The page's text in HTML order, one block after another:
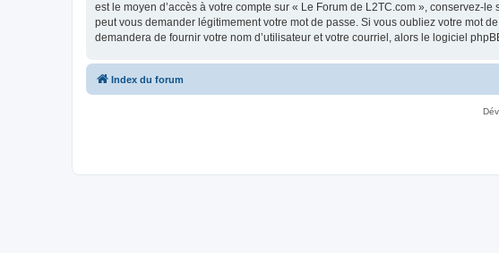
est le moyen d’accès à votre compte sur « Le Forum de L2TC.com », conservez-
peut vous demander légitimement votre mot de passe. Si vous oubliez votre mot
demandera de fournir votre nom d’utilisateur et votre courriel, alors le logiciel
Index du forum